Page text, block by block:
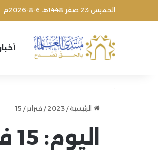
الخميس 23 صفر 1448هـ 6-8-2026م
أخبار
الرئيسية/
2023
/ فبراير /
15
اليوم: 15 فبراير، 2023